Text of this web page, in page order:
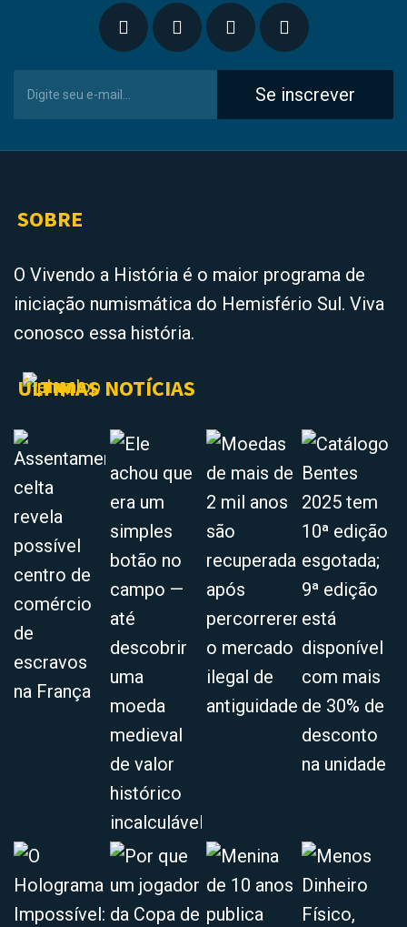
Se inscrever
SOBRE
O Vivendo a História é o maior programa de
iniciação numismática do Hemisfério Sul. Viva
conosco essa história.
ÚLTIMAS NOTÍCIAS